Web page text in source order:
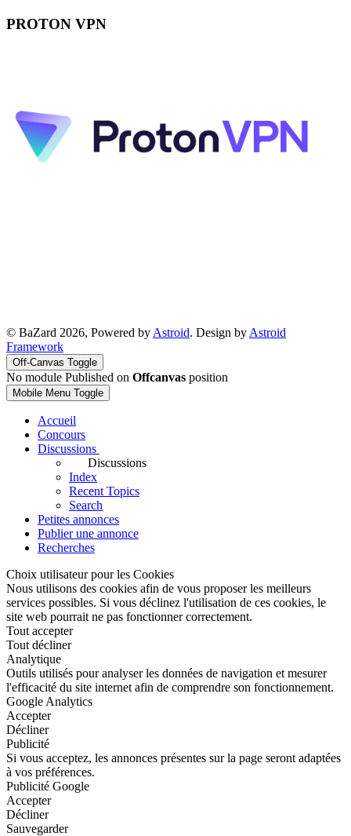
PROTON VPN
© BaZard 2026, Powered by Astroid. Design by Astroid
Framework
Off-Canvas Toggle
No module Published on Offcanvas position
Mobile Menu Toggle
Accueil
Concours
Discussions
Discussions
Index
Recent Topics
Search
Petites annonces
Publier une annonce
Recherches
Choix utilisateur pour les Cookies
Nous utilisons des cookies afin de vous proposer les meilleurs
services possibles. Si vous déclinez l'utilisation de ces cookies, le
site web pourrait ne pas fonctionner correctement.
Tout accepter
Tout décliner
Analytique
Outils utilisés pour analyser les données de navigation et mesurer
l'efficacité du site internet afin de comprendre son fonctionnement.
Google Analytics
Accepter
Décliner
Publicité
Si vous acceptez, les annonces présentes sur la page seront adaptées
à vos préférences.
Publicité Google
Accepter
Décliner
Sauvegarder